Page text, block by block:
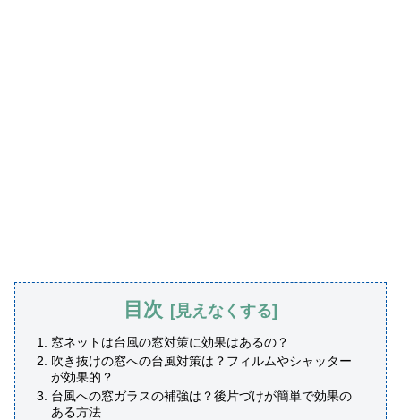
目次
窓ネットは台風の窓対策に効果はあるの？
吹き抜けの窓への台風対策は？フィルムやシャッター
が効果的？
台風への窓ガラスの補強は？後片づけが簡単で効果の
ある方法